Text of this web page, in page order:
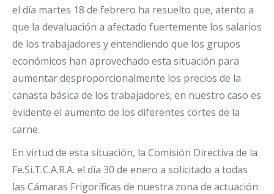
el día martes 18 de febrero ha resuelto que, atento a
que la devaluación a afectado fuertemente los salarios
de los trabajadores y entendiendo que los grupos
económicos han aprovechado esta situación para
aumentar desproporcionalmente los precios de la
canasta básica de los trabajadores; en nuestro caso es
evidente el aumento de los diferentes cortes de la
carne.
En virtud de esta situación, la Comisión Directiva de la
Fe.Si.T.C.A.R.A. el día 30 de enero a solicitado a todas
las Cámaras Frigoríficas de nuestra zona de actuación